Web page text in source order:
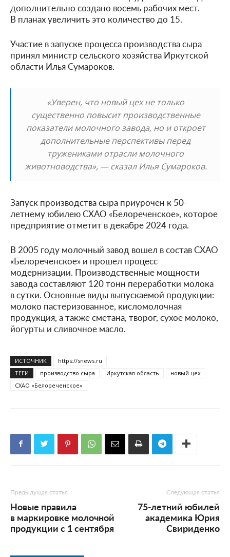
дополнительно создано восемь рабочих мест.
В планах увеличить это количество до 15.
Участие в запуске процесса производства сыра
принял министр сельского хозяйства Иркутской
области Илья Сумароков.
«Уверен, что новый цех не только
существенно повысит производственные
показатели молочного завода, но и откроет
дополнительные перспективы перед
тружениками отрасли молочного
животноводства», — сказал Илья Сумароков.
Запуск производства сыра приурочен к 50-
летнему юбилею СХАО «Белореченское», которое
предприятие отметит в декабре 2024 года.
В 2005 году молочный завод вошел в состав СХАО
«Белореченское» и прошел процесс
модернизации. Производственные мощности
завода составляют 120 тонн переработки молока
в сутки. Основные виды выпускаемой продукции:
молоко пастеризованное, кисломолочная
продукция, а также сметана, творог, сухое молоко,
йогурты и сливочное масло.
ИСТОЧНИК
https://snews.ru
ТЕГИ
производство сыра Иркутская область
новый цех
СХАО «Белореченское»
Предыдущая статья
Новые правила
в маркировке молочной
продукции с 1 сентября
Следующая статья
75-летний юбилей
академика Юрия
Свириденко